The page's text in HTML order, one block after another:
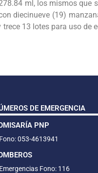
ml, los mismos que
diecinueve (19)
13 lotes para uso de
DE EMERGENCIA
PNP
Fono: 053-4613941
Emergencias Fono: 116